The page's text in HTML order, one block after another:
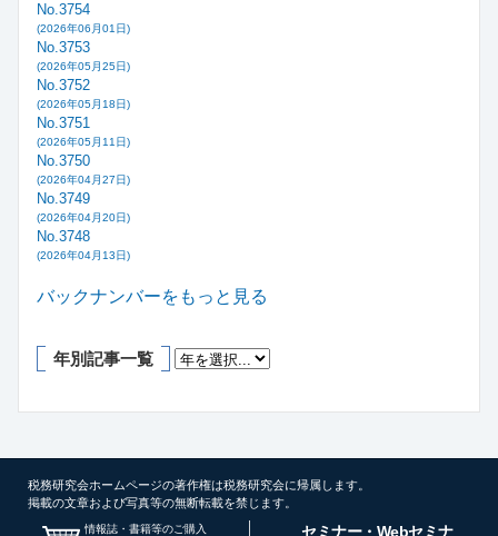
No.3754
(2026年06月01日)
No.3753
(2026年05月25日)
No.3752
(2026年05月18日)
No.3751
(2026年05月11日)
No.3750
(2026年04月27日)
No.3749
(2026年04月20日)
No.3748
(2026年04月13日)
バックナンバーをもっと見る
年別記事一覧
税務研究会ホームページの著作権は税務研究会に帰属します。
掲載の文章および写真等の無断転載を禁じます。
情報誌・書籍等のご購入 セミナー・Webセミナ